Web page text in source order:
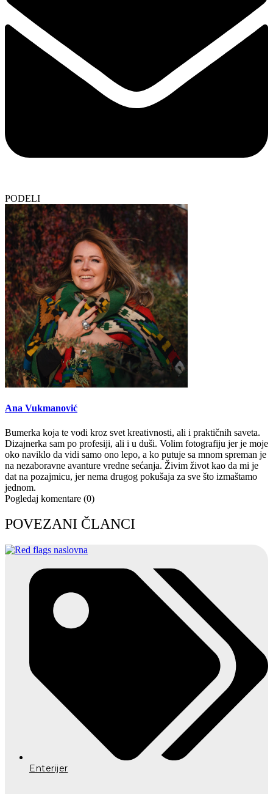
PODELI
Ana Vukmanović
Bumerka koja te vodi kroz svet kreativnosti, ali i praktičnih saveta.
Dizajnerka sam po profesiji, ali i u duši. Volim fotografiju jer je moje
oko naviklo da vidi samo ono lepo, a ko putuje sa mnom spreman je
na nezaboravne avanture vredne sećanja. Živim život kao da mi je
dat na pozajmicu, jer nema drugog pokušaja za sve što izmaštamo
jednom.
Pogledaj komentare (0)
POVEZANI ČLANCI
Enterijer